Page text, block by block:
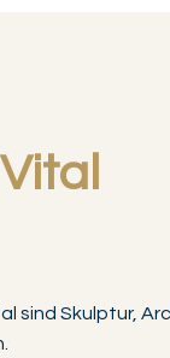
Vital
sind Skulptur,